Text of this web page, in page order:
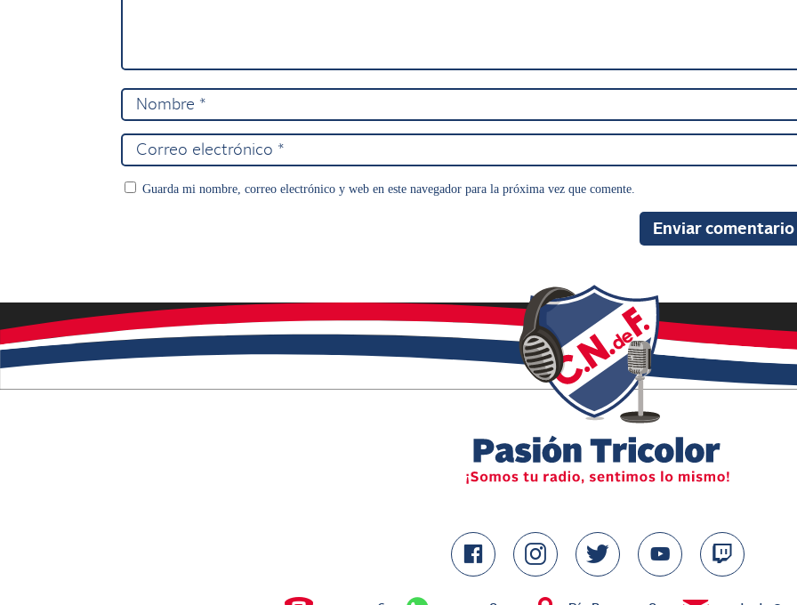
Guarda mi nombre, correo electrónico y web en este navegador para la próxima vez que comente.